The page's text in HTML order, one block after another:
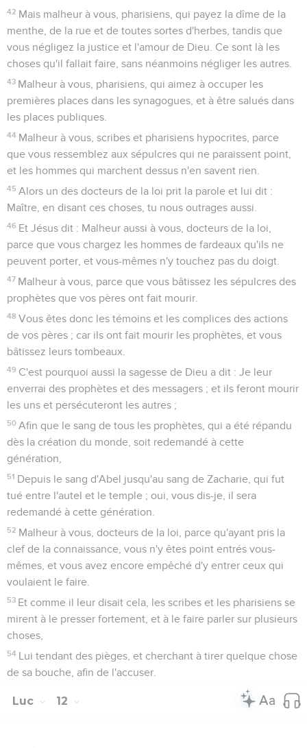
42 Mais malheur à vous, pharisiens, qui payez la dîme de la
menthe, de la rue et de toutes sortes d'herbes, tandis que
vous négligez la justice et l'amour de Dieu. Ce sont là les
choses qu'il fallait faire, sans néanmoins négliger les autres.
43 Malheur à vous, pharisiens, qui aimez à occuper les
premières places dans les synagogues, et à être salués dans
les places publiques.
44 Malheur à vous, scribes et pharisiens hypocrites, parce
que vous ressemblez aux sépulcres qui ne paraissent point,
et les hommes qui marchent dessus n'en savent rien.
45 Alors un des docteurs de la loi prit la parole et lui dit :
Maître, en disant ces choses, tu nous outrages aussi.
46 Et Jésus dit : Malheur aussi à vous, docteurs de la loi,
parce que vous chargez les hommes de fardeaux qu'ils ne
peuvent porter, et vous-mêmes n'y touchez pas du doigt.
47 Malheur à vous, parce que vous bâtissez les sépulcres des
prophètes que vos pères ont fait mourir.
48 Vous êtes donc les témoins et les complices des actions
de vos pères ; car ils ont fait mourir les prophètes, et vous
bâtissez leurs tombeaux.
49 C'est pourquoi aussi la sagesse de Dieu a dit : Je leur
enverrai des prophètes et des messagers ; et ils feront mourir
les uns et persécuteront les autres ;
50 Afin que le sang de tous les prophètes, qui a été répandu
dès la création du monde, soit redemandé à cette
génération,
51 Depuis le sang d'Abel jusqu'au sang de Zacharie, qui fut
tué entre l'autel et le temple ; oui, vous dis-je, il sera
redemandé à cette génération.
52 Malheur à vous, docteurs de la loi, parce qu'ayant pris la
clef de la connaissance, vous n'y êtes point entrés vous-
mêmes, et vous avez encore empêché d'y entrer ceux qui
voulaient le faire.
53 Et comme il leur disait cela, les scribes et les pharisiens se
mirent à le presser fortement, et à le faire parler sur plusieurs
choses,
54 Lui tendant des pièges, et cherchant à tirer quelque chose
de sa bouche, afin de l'accuser.
Luc 12